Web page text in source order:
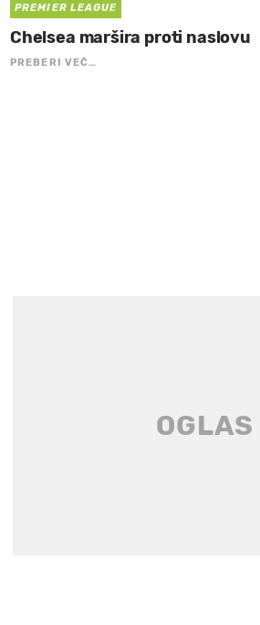
PREMIER LEAGUE
Chelsea maršira proti naslovu
PREBERI VEČ…